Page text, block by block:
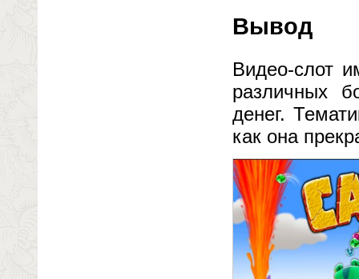
Вывод
Видео-слот
различных
денег.
как она